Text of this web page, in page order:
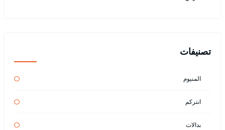
تصنيفات
المنيوم
انتركم
بدالات